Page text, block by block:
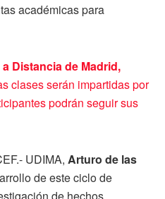
académicas para
Distancia de Madrid,
clases serán impartidas por
podrán seguir sus
UDIMA, Arturo de las
de este ciclo de
de hechos